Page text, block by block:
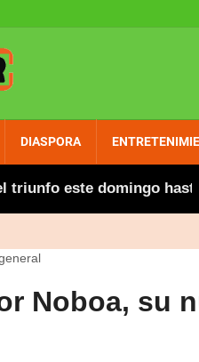
DIASPORA
este domingo hasta el
Noboa, su